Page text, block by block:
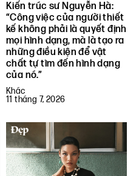
Kiến trúc sư Nguyễn Hà:
“Công việc của người thiết
kế không phải là quyết định
mọi hình dạng, mà là tạo ra
những điều kiện để vật
chất tự tìm đến hình dạng
của nó.”
Khác
11 tháng 7, 2026